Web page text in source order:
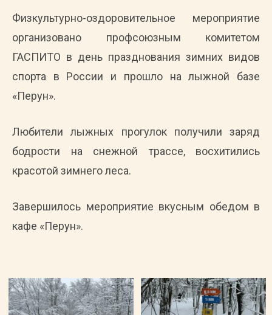
Физкультурно-оздоровительное мероприятие
организовано профсоюзным комитетом
ГАСПИТО в день празднования зимних видов
спорта в России и прошло на лыжной базе
«Перун».
Любители лыжных прогулок получили заряд
бодрости на снежной трассе, восхитились
красотой зимнего леса.
Завершилось мероприятие вкусным обедом в
кафе «Перун».